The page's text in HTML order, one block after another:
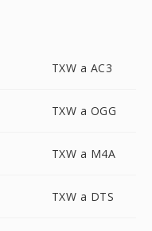
TXW a AC3
TXW a OGG
TXW a M4A
TXW a DTS